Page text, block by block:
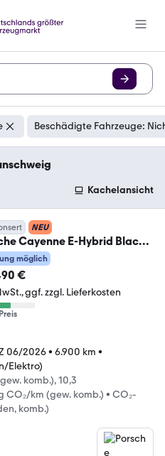
Beschädigte Fahrzeuge:
Kachelansicht
NEU
Cayenne E-Hybrid Black
| HA-Lenkung |
möglich
€
ggf. zzgl. Lieferkosten
06/2026• 6.900 km •
Elektro)
komb.), 10,3
CO₂/km (gew. komb.) • CO₂-
komb.)